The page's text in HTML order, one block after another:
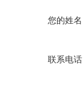
您的姓名
联系电话